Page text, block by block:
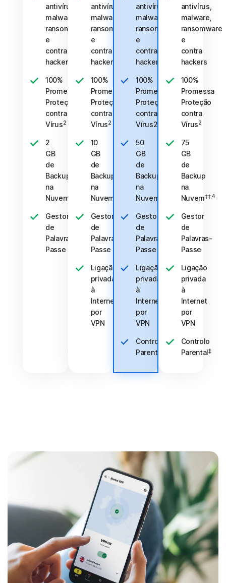
antivírus,
malware,
ransomware
e
contra
hackers
100%
Promessa
Proteção
contra
Vírus2
2
GB
de
Backup
na
Nuvem
Gestor
de
Palavras-
Passe
antivírus,
malware,
ransomware
e
contra
hackers
100%
Promessa
Proteção
contra
Vírus2
10
GB
de
Backup
na
Nuvem
Gestor
de
Palavras-
Passe
Ligação
privada
à
Internet
por
VPN
antivírus,
malware,
ransomware
e
contra
hackers
100%
Promessa
Proteção
contra
Vírus2
50
GB
de
Backup
na
Nuvem
Gestor
de
Palavras-
Passe
Ligação
privada
à
Internet
por
VPN
Controlo
Parental
antivírus,
malware,
ransomware
e
contra
hackers
100%
Promessa
Proteção
contra
Vírus2
75
GB
de
Backup
na
Nuvem‡‡,4
Gestor
de
Palavras-
Passe
Ligação
privada
à
Internet
por
VPN
Controlo
Parental‡